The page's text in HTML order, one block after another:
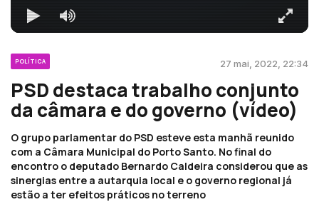
POLÍTICA 27 mai, 2022, 22:34
PSD destaca trabalho conjunto
da câmara e do governo (vídeo)
O grupo parlamentar do PSD esteve esta manhã reunido
com a Câmara Municipal do Porto Santo. No final do
encontro o deputado Bernardo Caldeira considerou que as
sinergias entre a autarquia local e o governo regional já
estão a ter efeitos práticos no terreno